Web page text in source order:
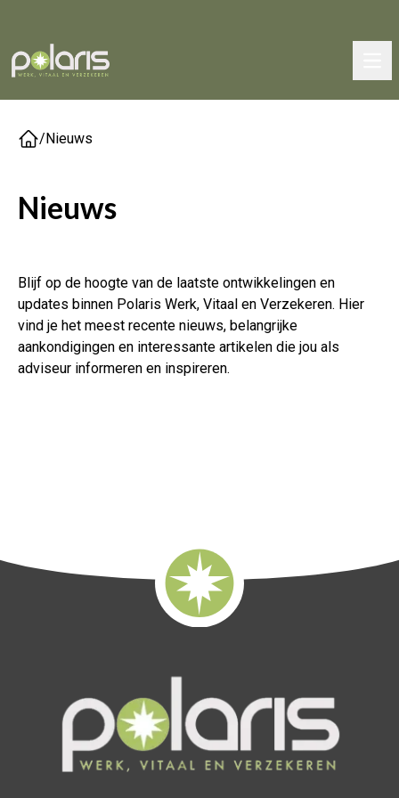
/Nieuws
Nieuws
Blijf op de hoogte van de laatste ontwikkelingen en
updates binnen Polaris Werk, Vitaal en Verzekeren. Hier
vind je het meest recente nieuws, belangrijke
aankondigingen en interessante artikelen die jou als
adviseur informeren en inspireren.